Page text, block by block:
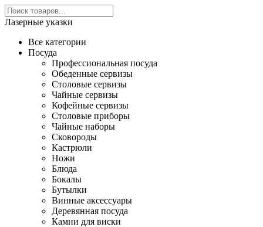
Лазерные указки
Все категории
Посуда
Профессиональная посуда
Обеденные сервизы
Столовые сервизы
Чайные сервизы
Кофейные сервизы
Столовые приборы
Чайные наборы
Сковороды
Кастрюли
Ножи
Блюда
Бокалы
Бутылки
Винные аксессуары
Деревянная посуда
Камни для виски